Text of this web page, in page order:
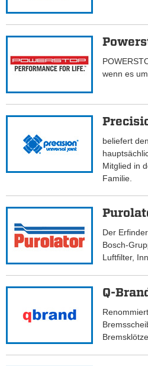
wenn es
beliefert
Mitglied in
Familie.
Der
Bosch-
Luftfilter,
Q-